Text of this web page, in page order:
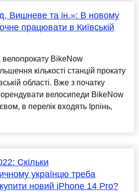
Вишневе та ін.»: В новому
працювати в Київській
велопрокату BikeNow
кількості станцій прокату
області. Вже з початку
велосипеди BikeNow
в перелік входять Ірпінь,
Скільки
українцю треба
новий iPhone 14 Pro?